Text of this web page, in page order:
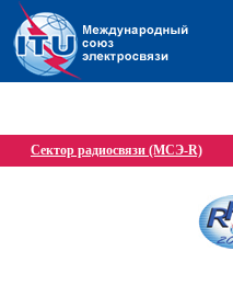
Сектор радиосвязи (МСЭ-R)